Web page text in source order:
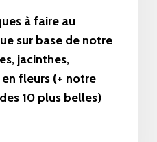
à faire au
sur base de notre
jacinthes,
fleurs (+ notre
10 plus belles)